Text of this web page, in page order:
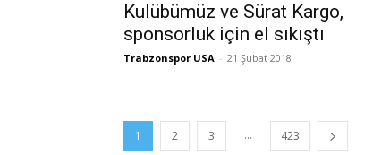
Kulübümüz ve Sürat Kargo,
sponsorluk için el sıkıştı
Trabzonspor USA - 21 Şubat 2018
1 2 3 ... 423